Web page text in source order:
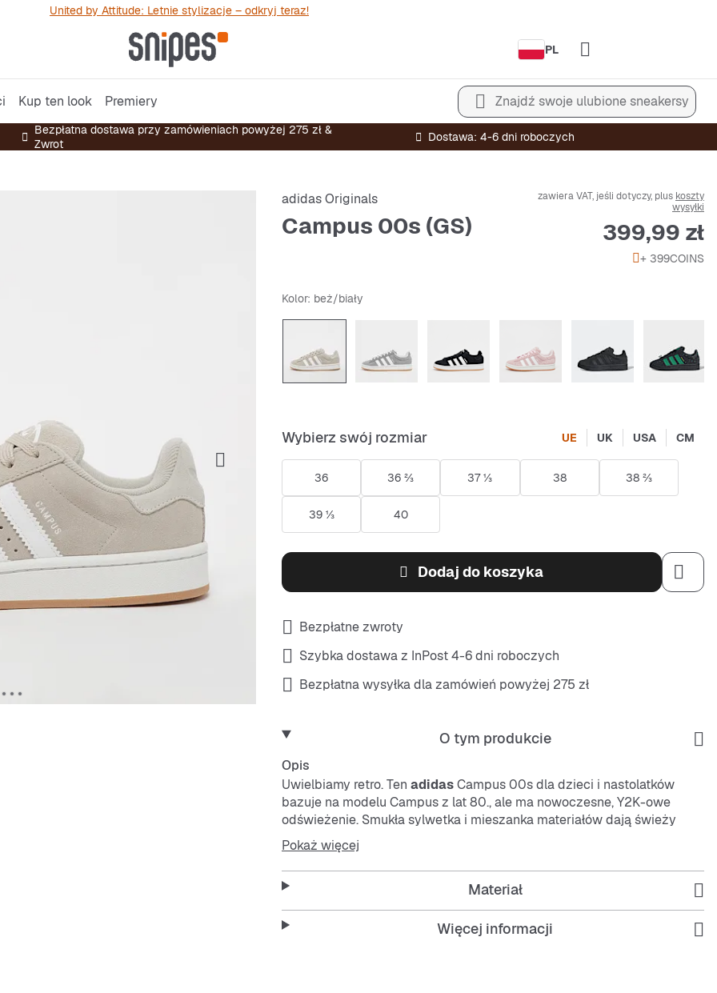
United by Attitude: Letnie stylizacje – odkryj teraz!
PL
Kup ten look Premiery Znajdź swoje ulubione sneakersy
Bezpłatna dostawa przy zamówieniach powyżej 275 zł &
Zwrot
Dostawa: 4-6 dni roboczych
adidas Originals
Campus 00s (GS)
zawiera VAT, jeśli dotyczy, plus koszty
wysyłki
Cena
399,99 zł
+ 399COINS
Kolor: beż/biały
Wybierz swój rozmiar UE UK USA CM
36 36 ⅔ 37 ⅓ 38 38 ⅔
39 ⅓ 40
Dodaj do koszyka
Bezpłatne zwroty
Szybka dostawa z InPost 4-6 dni roboczych
Bezpłatna wysyłka dla zamówień powyżej 275 zł
O tym produkcie
Opis
Uwielbiamy retro. Ten adidasCampus 00s dla dzieci i nastolatków
bazuje na modelu Campus z lat 80., ale ma nowoczesne, Y2K-owe
odświeżenie. Smukła sylwetka i mieszanka materiałów dają świeży
wygląd. Połącz je z ulubionymi jeansami i jesteś gotowy do wyjścia.
Features:
Pokaż więcej
Materiał
Więcej informacji